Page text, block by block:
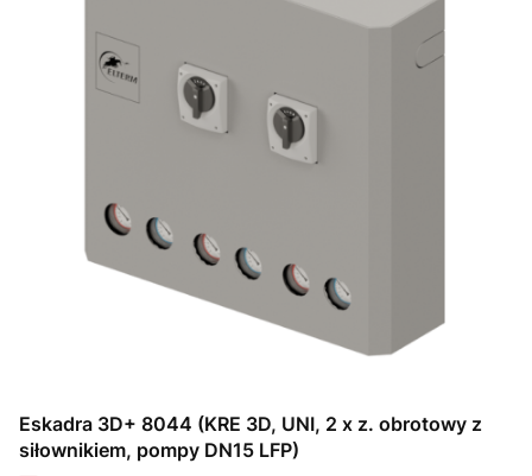
Eskadra 3D+ 8044 (KRE 3D, UNI, 2 x z. obrotowy z
siłownikiem, pompy DN15 LFP)